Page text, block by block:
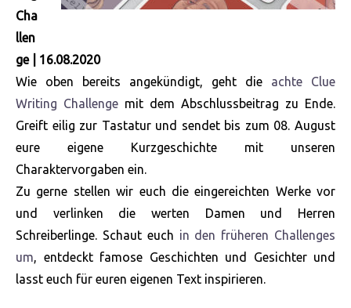
Cha
llen
ge | 16.08.2020
Wie oben bereits angekündigt, geht die achte Clue
Writing Challenge mit dem Abschlussbeitrag zu Ende.
Greift eilig zur Tastatur und sendet bis zum 08. August
eure eigene Kurzgeschichte mit unseren
Charaktervorgaben ein.
Zu gerne stellen wir euch die eingereichten Werke vor
und verlinken die werten Damen und Herren
Schreiberlinge. Schaut euch in den früheren Challenges
um, entdeckt famose Geschichten und Gesichter und
lasst euch für euren eigenen Text inspirieren.